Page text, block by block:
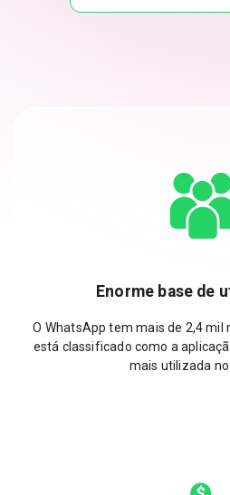
Enorme base de
O WhatsApp tem mais de 2,4 mil
está classificado como a
mais utilizada